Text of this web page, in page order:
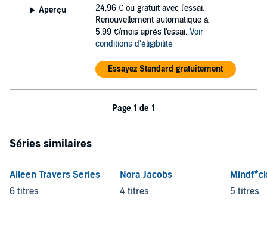
Aperçu 24,96 € ou gratuit avec l'essai.
Renouvellement automatique à
5,99 €/mois après l'essai. Voir
conditions d'éligibilité
Essayez Standard gratuitement
Page 1 de 1
Séries similaires
Aileen Travers Series
6 titres
Nora Jacobs
4 titres
5 titres